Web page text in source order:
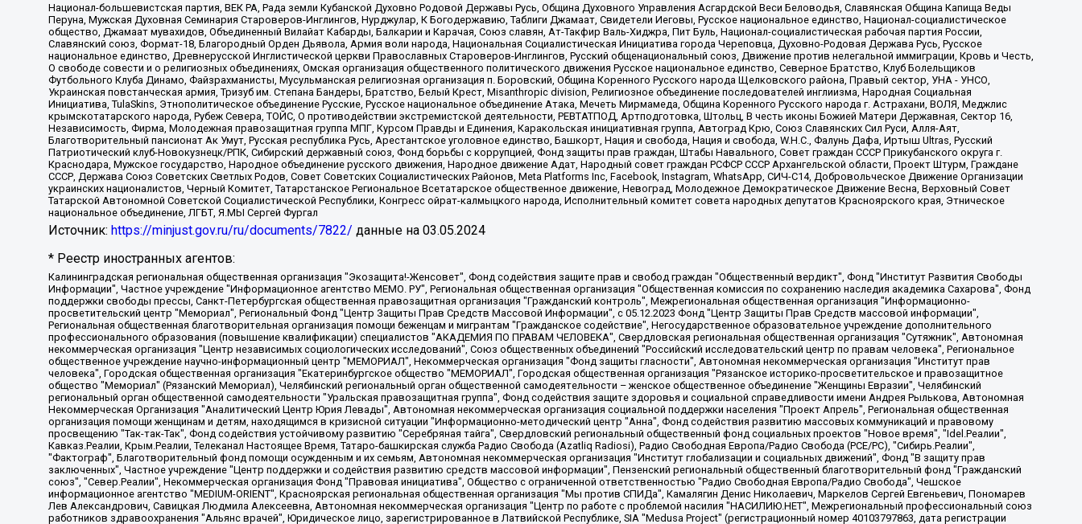
Национал-большевистская партия, ВЕК РА, Рада земли Кубанской Духовно Родовой Державы Русь, Община Духовного Управления Асгардской Веси Беловодья, Славянская Община Капища Веды
Перуна, Мужская Духовная Семинария Староверов-Инглингов, Нурджулар, К Богодержавию, Таблиги Джамаат, Свидетели Иеговы, Русское национальное единство, Национал-социалистическое
общество, Джамаат мувахидов, Объединенный Вилайат Кабарды, Балкарии и Карачая, Союз славян, Ат-Такфир Валь-Хиджра, Пит Буль, Национал-социалистическая рабочая партия России,
Славянский союз, Формат-18, Благородный Орден Дьявола, Армия воли народа, Национальная Социалистическая Инициатива города Череповца, Духовно-Родовая Держава Русь, Русское
национальное единство, Древнерусской Инглистической церкви Православных Староверов-Инглингов, Русский общенациональный союз, Движение против нелегальной иммиграции, Кровь и Честь,
О свободе совести и о религиозных объединениях, Омская организация общественного политического движения Русское национальное единство, Северное Братство, Клуб Болельщиков
Футбольного Клуба Динамо, Файзрахманисты, Мусульманская религиозная организация п. Боровский, Община Коренного Русского народа Щелковского района, Правый сектор, УНА - УНСО,
Украинская повстанческая армия, Тризуб им. Степана Бандеры, Братство, Белый Крест, Misanthropic division, Религиозное объединение последователей инглиизма, Народная Социальная
Инициатива, TulaSkins, Этнополитическое объединение Русские, Русское национальное объединение Атака, Мечеть Мирмамеда, Община Коренного Русского народа г. Астрахани, ВОЛЯ, Меджлис
крымскотатарского народа, Рубеж Севера, ТОЙС, О противодействии экстремистской деятельности, РЕВТАТПОД, Артподготовка, Штольц, В честь иконы Божией Матери Державная, Сектор 16,
Независимость, Фирма, Молодежная правозащитная группа МПГ, Курсом Правды и Единения, Каракольская инициативная группа, Автоград Крю, Союз Славянских Сил Руси, Алля-Аят,
Благотворительный пансионат Ак Умут, Русская республика Русь, Арестантское уголовное единство, Башкорт, Нация и свобода, Нация и свобода, W.H.С., Фалунь Дафа, Иртыш Ultras, Русский
Патриотический клуб-Новокузнецк/РПК, Сибирский державный союз, Фонд борьбы с коррупцией, Фонд защиты прав граждан, Штабы Навального, Совет граждан СССР Прикубанского округа г.
Краснодара, Мужское государство, Народное объединение русского движения, Народное движение Адат, Народный совет граждан РСФСР СССР Архангельской области, Проект Штурм, Граждане
СССР, Держава Союз Советских Светлых Родов, Совет Советских Социалистических Районов, Meta Platforms Inc, Facebook, Instagram, WhatsApp, СИЧ-С14, Добровольческое Движение Организации
украинских националистов, Черный Комитет, Татарстанское Региональное Всетатарское общественное движение, Невоград, Молодежное Демократическое Движение Весна, Верховный Совет
Татарской Автономной Советской Социалистической Республики, Конгресс ойрат-калмыцкого народа, Исполнительный комитет совета народных депутатов Красноярского края, Этническое
национальное объединение, ЛГБТ, Я.МЫ Сергей Фургал
Источник: https://minjust.gov.ru/ru/documents/7822/ данные на 03.05.2024
* Реестр иностранных агентов:
Калининградская региональная общественная организация "Экозащита!-Женсовет", Фонд содействия защите прав и свобод граждан "Общественный вердикт", Фонд "Институт Развития Свободы Информации", Частное учреждение "Информационное агентство МЕМО. РУ", Региональная общественная организация "Общественная комиссия по сохранению наследия академика Сахарова", Фонд поддержки свободы прессы, Санкт-Петербургская общественная правозащитная организация "Гражданский контроль", Межрегиональная общественная организация "Информационно-просветительский центр "Мемориал", Региональный Фонд "Центр Защиты Прав Средств Массовой Информации", с 05.12.2023 Фонд "Центр Защиты Прав Средств массовой информации", Региональная общественная благотворительная организация помощи беженцам и мигрантам "Гражданское содействие", Негосударственное образовательное учреждение дополнительного профессионального образования (повышение квалификации) специалистов "АКАДЕМИЯ ПО ПРАВАМ ЧЕЛОВЕКА", Свердловская региональная общественная организация "Сутяжник", Автономная некоммерческая организация "Центр независимых социологических исследований", Союз общественных объединений "Российский исследовательский центр по правам человека", Региональное общественное учреждение научно-информационный центр "МЕМОРИАЛ", Некоммерческая организация "Фонд защиты гласности", Автономная некоммерческая организация "Институт прав человека", Городская общественная организация "Екатеринбургское общество "МЕМОРИАЛ", Городская общественная организация "Рязанское историко-просветительское и правозащитное общество "Мемориал" (Рязанский Мемориал), Челябинский региональный орган общественной самодеятельности – женское общественное объединение "Женщины Евразии", Челябинский региональный орган общественной самодеятельности "Уральская правозащитная группа", Фонд содействия защите здоровья и социальной справедливости имени Андрея Рылькова, Автономная Некоммерческая Организация "Аналитический Центр Юрия Левады", Автономная некоммерческая организация социальной поддержки населения "Проект Апрель", Региональная общественная организация помощи женщинам и детям, находящимся в кризисной ситуации "Информационно-методический центр "Анна", Фонд содействия развитию массовых коммуникаций и правовому просвещению "Так-так-Так", Фонд содействия устойчивому развитию "Серебряная тайга", Свердловский региональный общественный фонд социальных проектов "Новое время", "Idel.Реалии", Кавказ.Реалии, Крым.Реалии, Телеканал Настоящее Время, Татаро-башкирская служба Радио Свобода (Azatliq Radiosi), Радио Свободная Европа/Радио Свобода (PCE/PC), "Сибирь.Реалии", "Фактограф", Благотворительный фонд помощи осужденным и их семьям, Автономная некоммерческая организация "Институт глобализации и социальных движений", Фонд "В защиту прав заключенных", Частное учреждение "Центр поддержки и содействия развитию средств массовой информации", Пензенский региональный общественный благотворительный фонд "Гражданский союз", "Север.Реалии", Некоммерческая организация Фонд "Правовая инициатива", Общество с ограниченной ответственностью "Радио Свободная Европа/Радио Свобода", Чешское информационное агентство "MEDIUM-ORIENT", Красноярская региональная общественная организация "Мы против СПИДа", Камалягин Денис Николаевич, Маркелов Сергей Евгеньевич, Пономарев Лев Александрович, Савицкая Людмила Алексеевна, Автономная некоммерческая организация "Центр по работе с проблемой насилия "НАСИЛИЮ.НЕТ", Межрегиональный профессиональный союз работников здравоохранения "Альянс врачей", Юридическое лицо, зарегистрированное в Латвийской Республике, SIA "Medusa Project" (регистрационный номер 40103797863, дата регистрации 10.06.2014), Некоммерческая организация "Фонд по борьбе с коррупцией", Автономная некоммерческая организация "Институт права и публичной политики", Баданин Роман Сергеевич, Гликин Максим Александрович, Железнова Мария Михайловна, Лукьянова Юлия Сергеевна, Маетная Елизавета Витальевна, Маняхин Петр Борисович, Чуракова Ольга Владимировна, Ярош Юлия Петровна, Юридическое лицо "The Insider SIA", зарегистрированное в Риге, Латвийская Республика (дата регистрации 26.06.2015), являющееся администратором доменного имени интернет-издания "The Insider SIA", https://theins.ru, Постернак Алексей Евгеньевич, Рубин Михаил Аркадьевич, Анин Роман Александрович, Юридическое лицо Istories fonds, зарегистрированное в Латвийской Республике (регистрационный номер 50008295751, дата регистрации 24.02.2020), Великовский Дмитрий Александрович, Долинина Ирина Николаевна, Мароховская Алеся Алексеевна, Шлейнов Роман Юрьевич, Шмагун Олеся Валентиновна, Общество с ограниченной ответственностью "Альтаир 2021", Общество с ограниченной ответственностью "Вега 2021", Общество с ограниченной ответственностью "Главный редактор 2021", Общество с ограниченной ответственностью "Ромашки монолит", Важенков Артем Валерьевич, Ивановская областная общественная организация "Центр гендерных исследований", Гурман Юрий Альбертович, Медиапроект "ОВД-Инфо", Егоров Владимир Владимирович, Жилинский Владимир Александрович, Общество с ограниченной ответственностью "ЗП", Иванова София Юрьевна, Карезина Инна Павловна, Кильтау Екатерина Викторовна, Петров Алексей Викторович, Пискунов Сергей Евгеньевич, Смирнов Сергей Сергеевич, Тихонов Михаил Сергеевич, Общество с ограниченной ответственностью "ЖУРНАЛИСТ-ИНОСТРАННЫЙ АГЕНТ", Арапова Галина Юрьевна, Вольтская Татьяна Анатольевна, Американская компания "Mason G.E.S. Anonymous Foundation" (США), являющаяся владельцем интернет-издания https://mnews.world/, Компания "Stichting Bellingcat", зарегистрированная в Нидерландах (дата регистрации 11.07.2018), Захаров Андрей Вячеславович, Клепиковская Екатерина Дмитриевна, Общество с ограниченной ответственностью "МЕМО", Перл Роман Александрович, Симонов Евгений Алексеевич, Соловьева Елена Анатольевна, Сотников Даниил Владимирович, Сурначева Елизавета Дмитриевна, Автономная некоммерческая организация по защите прав человека и информированию населения "Якутия – Наше Мнение", Общество с ограниченной ответственностью "Москоу диджитал медиа", с 26.01.2023 Общество с ограниченной ответственностью "Чайка Белые сады", Ветошкина Валерия Валерьевна, Заговора Максим Александрович, Межрегиональное общественное движение "Российская ЛГБТ - сеть", Оленичев Максим Владимирович, Павлов Иван Юрьевич, Скворцова Елена Сергеевна, Общество с ограниченной ответственностью "Как бы инагент", Кочетков Игорь Викторович, Общество с ограниченной ответственностью "Честные выборы", Еланчик Олег Александрович, Общество с ограниченной ответственностью "Нобелевский призыв", Гималова Регина Эмилевна, Григорьев Андрей Валерьевич, Григорьева Алина Александровна, Ассоциация по содействию защите прав призывников, альтернативнослужащих и военнослужащих "Правозащитная группа "Гражданин.Армия.Право", Хисамова Регина Фаритовна, Автономная некоммерческая организация по реализации социально-правовых программ "Лилит", Дальневосточное общественное движение "Маяк", Санкт-Петербургская ЛГБТ-инициативная группа "Выход", Инициативная группа ЛГБТ+ "Реверс", Алексеев Андрей Викторович, Бекбулатова Таисия Львовна, Беляев Иван Михайлович, Владыкина Елена Сергеевна, Гельман Марат Александрович, Никульшина Вероника Юрьевна, Толоконникова Надежда Андреевна, Шендерович Виктор Анатольевич, Общество с ограниченной ответственностью "Данное сообщение", Общество с ограниченной ответственностью Издательский дом "Новая глава", Айнбиндер Александра Александровна, Московский комьюнити-центр для ЛГБТ+инициатив, Благотворительный фонд развития филантропии, Deutsche Welle (Германия, Kurt-Schumacher-Strasse 3, 53113 Bonn), Борзунова Мария Михайловна, Воробьев Виктор Викторович, Голубева Анна Львовна, Константинова Алла Михайловна, Малкова Ирина Владимировна, Мурадов Мурад Абдулгалимович, Осетинская Елизавета Николаевна, Понасенков Евгений Николаевич, Ганапольский Матвей Юрьевич, Киселев Евгений Алексеевич, Борухович Ирина Григорьевна, Дремин Иван Тимофеевич, Дубровский Дмитрий Викторович, Красноярская региональная общественная организация поддержки и развития альтернативных образовательных технологий и межкультурных коммуникаций "ИНТЕРРА", Маяковская Екатерина Алексеевна, Фейгин Марк Захарович, Филимонов Андрей Викторович, Дзугкоева Регина Николаевна, Доброхотов Роман Александрович, Дудь Юрий Александрович, Елкин Сергей Владимирович, Кругликов Кирилл Игоревич, Сабунаева Мария Леонидовна, Семенов Алексей Владимирович, Шаинян Карен Багратович, Шульман Екатерина Михайловна, Асафьев Артур Валерьевич, Вахштайн Виктор Семенович, Венедиктов Алексей Алексеевич, Лушникова Екатерина Евгеньевна, Волков Леонид Михайлович, Невзоров Александр Глебович, Пархоменко Сергей Борисович, Сироткин Ярослав Николаевич, Кара-Мурза Владимир Владимирович, Баранова Наталья Владимировна, Гозман Леонид Яковлевич, Кагарлицкий Борис Юльевич, Климарев Михаил Валерьевич, Милов Владимир Станиславович, Автономная некоммерческая организация Краснодарский центр современного искусства "Типография", Моргенштерн Алишер Тагирович, Соболь Любовь Эдуардовна, Общество с ограниченной ответственностью "ЛИЗА НОРМ", Каспаров Гарри Кимович, Ходорковский Михаил Борисович, Общество с ограниченной ответственностью "Апрельские тезисы", Данилович Ирина Брониславовна, Кашин Олег Владимирович, Петров Николай Владимирович, Пивоваров Алексей Владимирович, Соколов Михаил Владимирович, Цветкова Юлия Владимировна, Чичваркин Евгений Александрович, Комитет против пыток/Команда против пыток, Общество с ограниченной ответственностью "Первый научный", Общество с ограниченной ответственностью "Вертолет и ко", Белоцерковская Вероника Борисовна, Кац Максим Евгеньевич, Лазарева Татьяна Юрьевна, Шаведдинов Руслан Табризович, Яшин Илья Валерьевич, Общество с ограниченной ответственностью "Иноагент ААВ", Алешковский Дмитрий Петрович, Альбац Евгения Марковна, Быков Дмитрий Львович, Галямина Юлия Евгеньевна, Лойко Сергей Леонидович, Мартынов Кирилл Константинович, Медведев Сергей Александрович, Крашенинников Федор Геннадиевич, Гордеева Катерина Вл